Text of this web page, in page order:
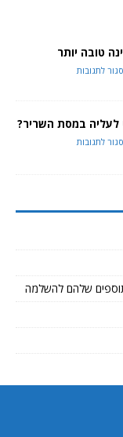
טובה יותר
סגור לתגובות
לעליה במסת השריר?
סגור לתגובות